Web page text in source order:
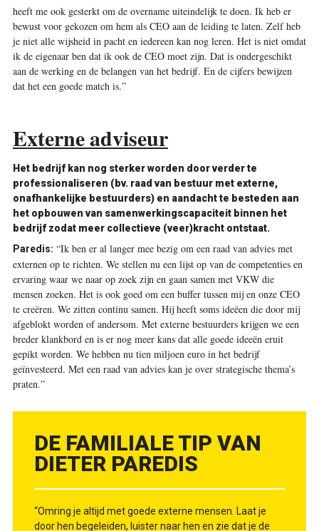
heeft me ook gesterkt om de overname uiteindelijk te doen. Ik heb er
bewust voor gekozen om hem als CEO aan de leiding te laten. Zelf heb
je niet alle wijsheid in pacht en iedereen kan nog leren. Het is niet omdat
ik de eigenaar ben dat ik ook de CEO moet zijn. Dat is ondergeschikt
aan de werking en de belangen van het bedrijf. En de cijfers bewijzen
dat het een goede match is.”
Externe adviseur
Het bedrijf kan nog sterker worden door verder te
professionaliseren (bv. raad van bestuur met externe,
onafhankelijke bestuurders) en aandacht te besteden aan
het opbouwen van samenwerkingscapaciteit binnen het
bedrijf zodat meer collectieve (veer)kracht ontstaat.
Paredis: “Ik ben er al langer mee bezig om een raad van advies met
externen op te richten. We stellen nu een lijst op van de competenties en
ervaring waar we naar op zoek zijn en gaan samen met VKW die
mensen zoeken. Het is ook goed om een buffer tussen mij en onze CEO
te creëren. We zitten continu samen. Hij heeft soms ideëen die door mij
afgeblokt worden of andersom. Met externe bestuurders krijgen we een
breder klankbord en is er nog meer kans dat alle goede ideeën eruit
gepikt worden. We hebben nu tien miljoen euro in het bedrijf
geïnvesteerd. Met een raad van advies kan je over strategische thema’s
praten.”
DE FAMILIALE TIP VAN
DIETER PAREDIS
“Omring je altijd met goede externe mensen. Laat je
door hen begeleiden, luister naar hen en zie dat je de